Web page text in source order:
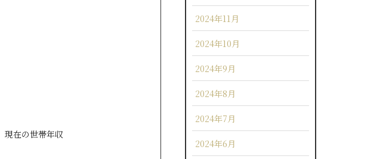
現在の世帯年収
2024年11月
2024年10月
2024年9月
2024年8月
2024年7月
2024年6月